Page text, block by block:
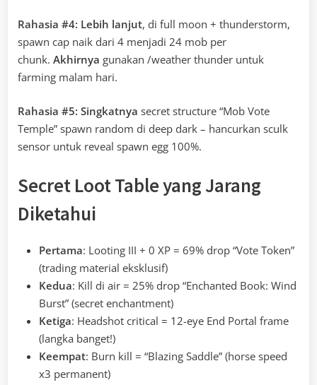
Rahasia #4: Lebih lanjut, di full moon + thunderstorm,
spawn cap naik dari 4 menjadi 24 mob per
chunk. Akhirnya gunakan /weather thunder untuk
farming malam hari.
Rahasia #5: Singkatnya secret structure “Mob Vote
Temple” spawn random di deep dark – hancurkan sculk
sensor untuk reveal spawn egg 100%.
Secret Loot Table yang Jarang
Diketahui
Pertama: Looting III + 0 XP = 69% drop “Vote Token”
(trading material eksklusif)
Kedua: Kill di air = 25% drop “Enchanted Book: Wind
Burst” (secret enchantment)
Ketiga: Headshot critical = 12-eye End Portal frame
(langka banget!)
Keempat: Burn kill = “Blazing Saddle” (horse speed
x3 permanent)